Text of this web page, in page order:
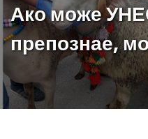
Ако може
препознае,